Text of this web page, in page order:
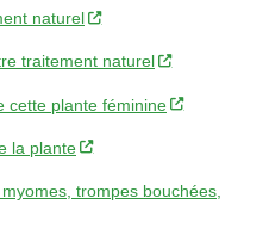
naturel
traitement naturel
cette plante féminine
la plante
trompes bouchées,